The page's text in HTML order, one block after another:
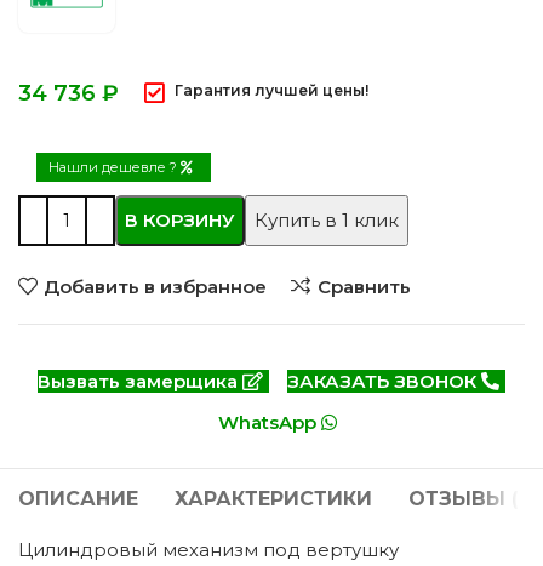
₽ Гарантия лучшей цены!
Нашли дешевле ?
В КОРЗИНУ Купить в 1 клик
Добавить в избранное Сравнить
Вызвать замерщика
ЗАКАЗАТЬ ЗВОНОК
WhatsApp
ОПИСАНИЕ ХАРАКТЕРИСТИКИ ОТЗЫВЫ (0)
Цилиндровый механизм под вертушку